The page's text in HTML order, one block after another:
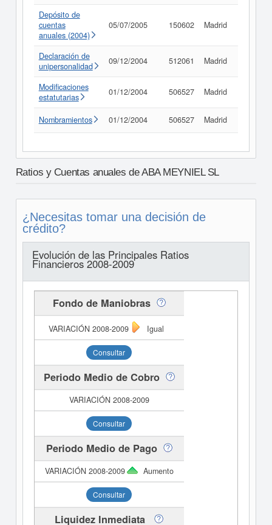
Depósito de
cuentas
anuales (2004)
05/07/2005 150602 Madrid
Declaración de
unipersonalidad
09/12/2004 512061 Madrid
Modificaciones
estatutarias
01/12/2004 506527 Madrid
Nombramientos 01/12/2004 506527 Madrid
Ratios y Cuentas anuales de ABA MEYNIEL SL
¿Necesitas tomar una decisión de
crédito?
Evolución de las Principales Ratios
Financieros 2008-2009
Fondo de Maniobras
Igual
Consultar
Periodo Medio de Cobro
Consultar
Periodo Medio de Pago
Aumento
Consultar
Liquidez Inmediata